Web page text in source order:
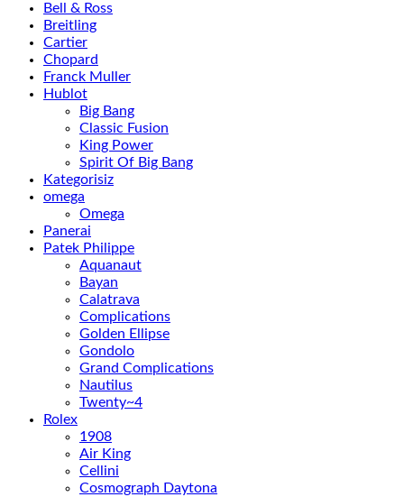
Bell & Ross
Breitling
Cartier
Chopard
Franck Muller
Hublot
Big Bang
Classic Fusion
King Power
Spirit Of Big Bang
Kategorisiz
omega
Omega
Panerai
Patek Philippe
Aquanaut
Bayan
Calatrava
Complications
Golden Ellipse
Gondolo
Grand Complications
Nautilus
Twenty~4
Rolex
1908
Air King
Cellini
Cosmograph Daytona